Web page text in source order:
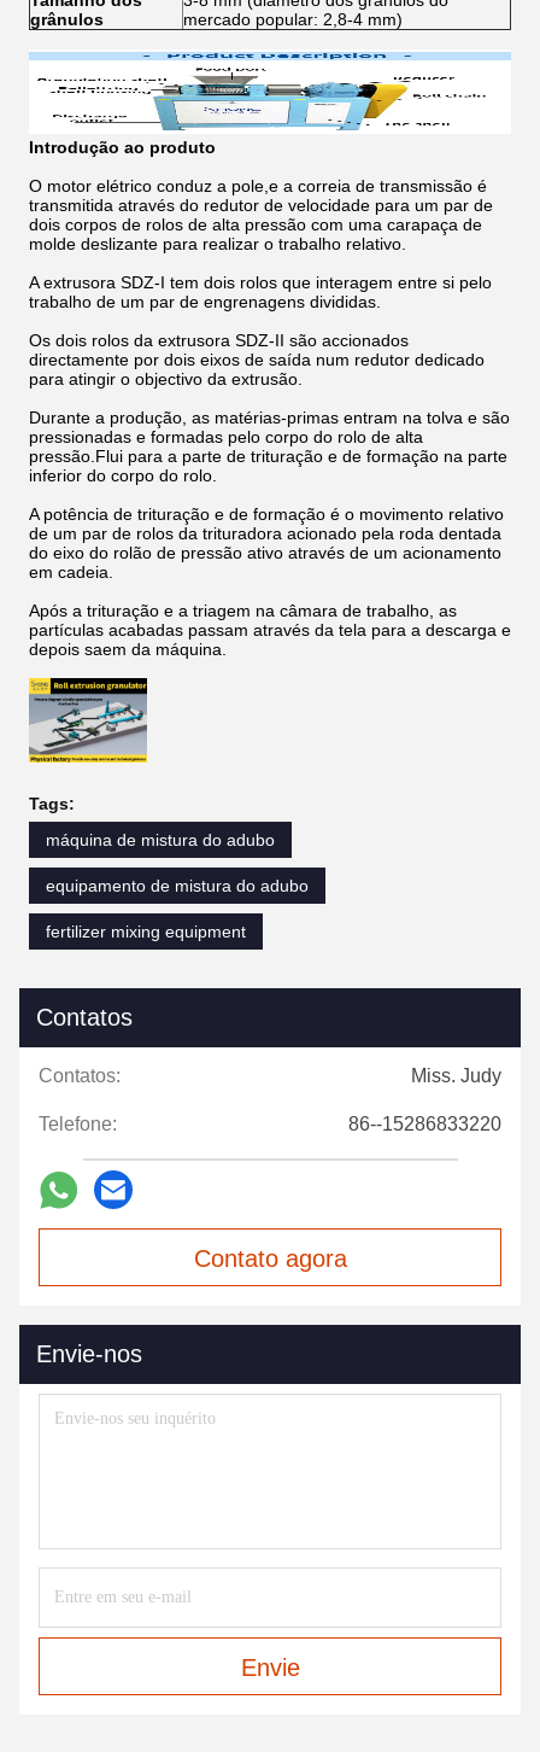
grânulos
mercado popular: 2,8-4 mm)
Introdução ao produto
O motor elétrico conduz a pole,e a correia de transmissão é
transmitida através do redutor de velocidade para um par de
dois corpos de rolos de alta pressão com uma carapaça de
molde deslizante para realizar o trabalho relativo.
A extrusora SDZ-I tem dois rolos que interagem entre si pelo
trabalho de um par de engrenagens divididas.
Os dois rolos da extrusora SDZ-II são accionados
directamente por dois eixos de saída num redutor dedicado
para atingir o objectivo da extrusão.
Durante a produção, as matérias-primas entram na tolva e são
pressionadas e formadas pelo corpo do rolo de alta
pressão.Flui para a parte de trituração e de formação na parte
inferior do corpo do rolo.
A potência de trituração e de formação é o movimento relativo
de um par de rolos da trituradora acionado pela roda dentada
do eixo do rolão de pressão ativo através de um acionamento
em cadeia.
Após a trituração e a triagem na câmara de trabalho, as
partículas acabadas passam através da tela para a descarga e
depois saem da máquina.
Tags:
máquina de mistura do adubo
equipamento de mistura do adubo
fertilizer mixing equipment
Contatos
Contatos: Miss. Judy
Telefone: 86--15286833220
Contato agora
Envie-nos
Envie